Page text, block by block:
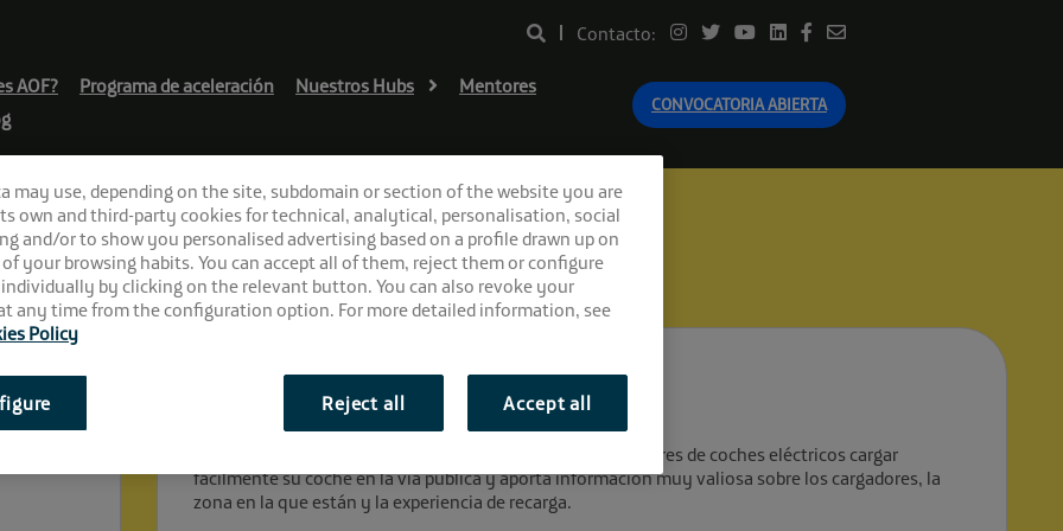
Contacto:
AOF? Programa de aceleración Nuestros Hubs
Mentores
CONVOCATORIA ABIERTA
¿En qué consiste?
ZeemGO es una aplicación móvil que ofrece a los conductores de coches eléctricos cargar
fácilmente su coche en la vía publica y aporta información muy valiosa sobre los cargadores, la
zona en la que están y la experiencia de recarga.
may use, depending on the site, subdomain or section of the website you are
own and third-party cookies for technical, analytical, personalisation, social
and/or to show you personalised advertising based on a profile drawn up on
your browsing habits. You can accept all of them, reject them or configure
by clicking on the relevant button. You can also revoke your
any time from the configuration option. For more detailed information, see
Policy
Reject all Accept all